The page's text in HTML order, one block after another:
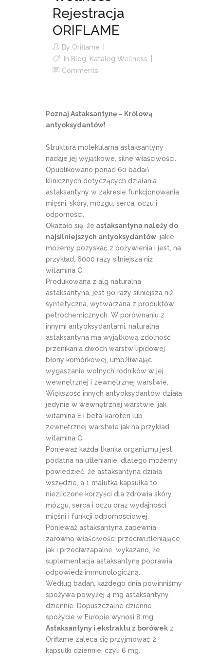
Rejestracja
ORIFLAME
By Oriflame
In Blog
Katalog Wellness
Comments
Poznaj Astaksantynę – Królową
antyoksydantów!
Struktura molekularna astaksantyny
nadaje jej wyjątkowe, silne właściwości.
Opublikowano ponad 60 badań
klinicznych dotyczących działania
astaksantyny w zakresie funkcjonowania
mięśni, skóry, mózgu, serca, oczu i
odporności.
Okazało się, że astaksantyna należy do
najsilniejszych antyoksydantów , jakie
możemy pozyskać z pożywienia i jest, na
przykład, 6000 razy silniejsza niż
witamina C.
Produkowana z alg naturalna
astaksantyna, jest 90 razy silniejsza niż
syntetyczna, wytwarzana z produktów
petrochemicznych. W porównaniu z
innymi antyoksydantami, naturalna
astaksantyna ma wyjątkową zdolność
przenikania dwóch warstw lipidowej
błony komórkowej, umożliwiając
wygaszanie wolnych rodników w jej
wewnętrznej i zewnętrznej warstwie.
Większość innych antyoksydantów działa
jedynie w wewnętrznej warstwie, jak
witamina E i beta-karoten lub
zewnętrznej warstwie jak na przykład
witamina C.
Ponieważ każda tkanka organizmu jest
podatna na utlenianie, dlatego możemy
powiedzieć, że astaksantyna działa
wszędzie, a 1 malutka kapsułka to
niezliczone korzyści dla zdrowia skóry,
mózgu, serca i oczu oraz wydajności
mięśni i funkcji odpornościowej.
Ponieważ astaksantyna zapewnia
zarówno właściwości przeciwutleniające,
jak i przeciwzapalne, wykazano, że
suplementacja astaksantyną poprawia
odpowiedź immunologiczną.
Według badań, każdego dnia powinniśmy
spożywa powyżej 4 mg astaksantyny
dziennie. Dopuszczalne dzienne
spożycie w Europie wynosi 8 mg.
Astaksantyny i ekstraktu z borówek z
Oriflame zaleca się przyjmować 2
kapsułki dziennie, czyli 6 mg.